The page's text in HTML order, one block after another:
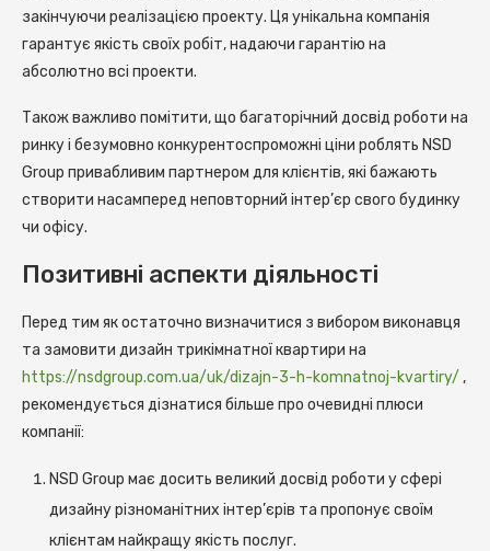
закінчуючи реалізацією проекту. Ця унікальна компанія
гарантує якість своїх робіт, надаючи гарантію на
абсолютно всі проекти.
Також важливо помітити, що багаторічний досвід роботи на
ринку і безумовно конкурентоспроможні ціни роблять NSD
Group привабливим партнером для клієнтів, які бажають
створити насамперед неповторний інтер’єр свого будинку
чи офісу.
Позитивні аспекти діяльності
Перед тим як остаточно визначитися з вибором виконавця
та замовити дизайн трикімнатної квартири на
https://nsdgroup.com.ua/uk/dizajn-3-h-komnatnoj-kvartiry/ ,
рекомендується дізнатися більше про очевидні плюси
компанії:
NSD Group має досить великий досвід роботи у сфері
дизайну різноманітних інтер’єрів та пропонує своїм
клієнтам найкращу якість послуг.